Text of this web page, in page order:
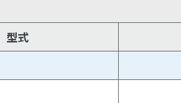
型式